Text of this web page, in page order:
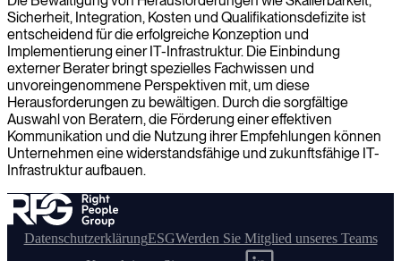
Sicherheit, Integration, Kosten und Qualifikationsdefizite ist
entscheidend für die erfolgreiche Konzeption und
Implementierung einer IT-Infrastruktur. Die Einbindung
externer Berater bringt spezielles Fachwissen und
unvoreingenommene Perspektiven mit, um diese
Herausforderungen zu bewältigen. Durch die sorgfältige
Auswahl von Beratern, die Förderung einer effektiven
Kommunikation und die Nutzung ihrer Empfehlungen können
Unternehmen eine widerstandsfähige und zukunftsfähige IT-
Infrastruktur aufbauen.
DatenschutzerklärungESGWerden Sie Mitglied unseres Teams